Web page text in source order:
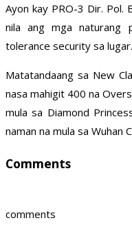
Ayon kay PRO-3 Dir. Pol.
nila ang mga naturang
tolerance security sa lugar.
Matatandaang sa New
nasa mahigit 400 na
mula sa Diamond
naman na mula sa Wuhan
Comments
comments